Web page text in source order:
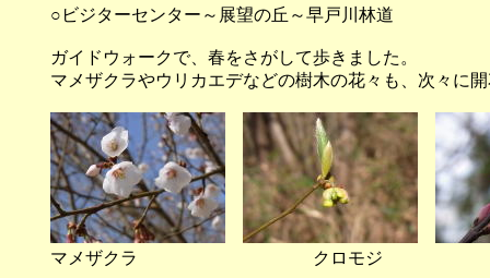
○ビジターセンター～展望の丘～早戸川林道
ガイドウォークで、春をさがして歩きました。
マメザクラやウリカエデなどの樹木の花々も、次々に
マメザクラ クロモジ